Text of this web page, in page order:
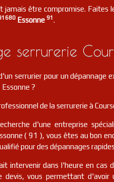
jamais être compromise. Faites
Essonne 91.
serrurerie
serrurier pour un dépannage
?
de la serrurerie à
d'une entreprise
( 91 ), vous êtes au bon
pour des dépannages
intervenir dans l'heure en cas
devis, vous permettant